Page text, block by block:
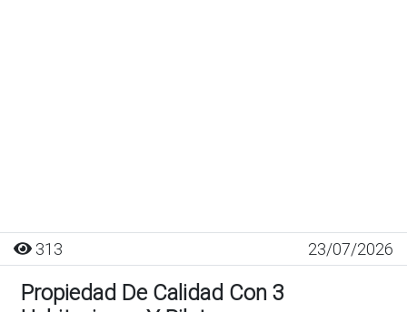
313 23/07/2026
Propiedad De Calidad Con 3